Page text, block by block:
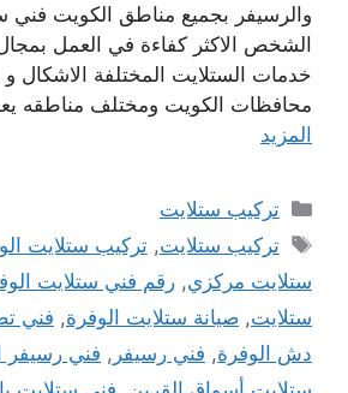
والرسيفر بجميع مناطق الكويت فني
الشخص الاكثر كفاءة في العمل
خدمات الستلايت المختلفة الاشكال و
محافظات الكويت ومختلف مناطقه
المزيد
التصنيفات
تركيب ستلايت
الوسوم
تركيب ستلايت,تركيب ستلايت
ستلايت مركزي, رقم فني ستلايت
ستلايت, صيانة ستلايت الوفرة, فني
دش الوفرة, فني رسيفر , فني رسيفر